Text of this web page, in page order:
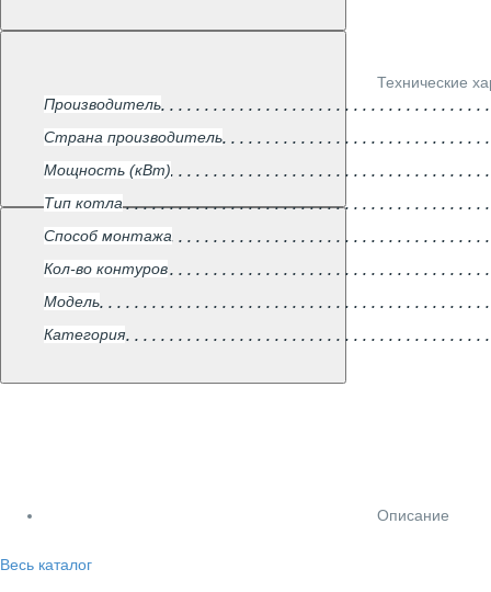
Весь каталог
Технические
Производитель
Страна производитель
Мощность (кВт)
Тип котла
Способ монтажа
Кол-во контуров
Модель
Категория
Описание